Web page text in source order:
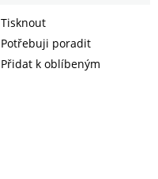
Potřebuji poradit
Tisknout
Přidat k oblíbeným